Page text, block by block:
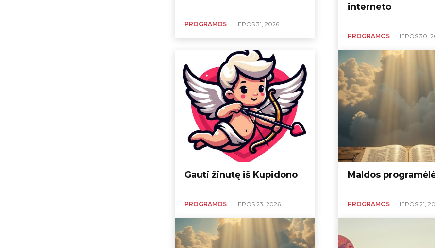
PROGRAMOS LIEPOS 31, 2026
interneto
PROGRAMOS LIEPOS 30,
Gauti žinutę iš Kupidono
PROGRAMOS LIEPOS 23, 2026
Maldos
PROGRAMOS LIEPOS 21,